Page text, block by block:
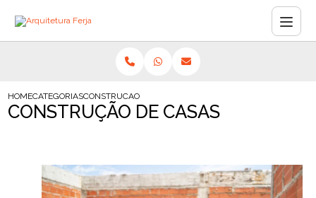
HOMECATEGORIASCONSTRUCAO CASAS
CONSTRUÇÃO DE CASAS